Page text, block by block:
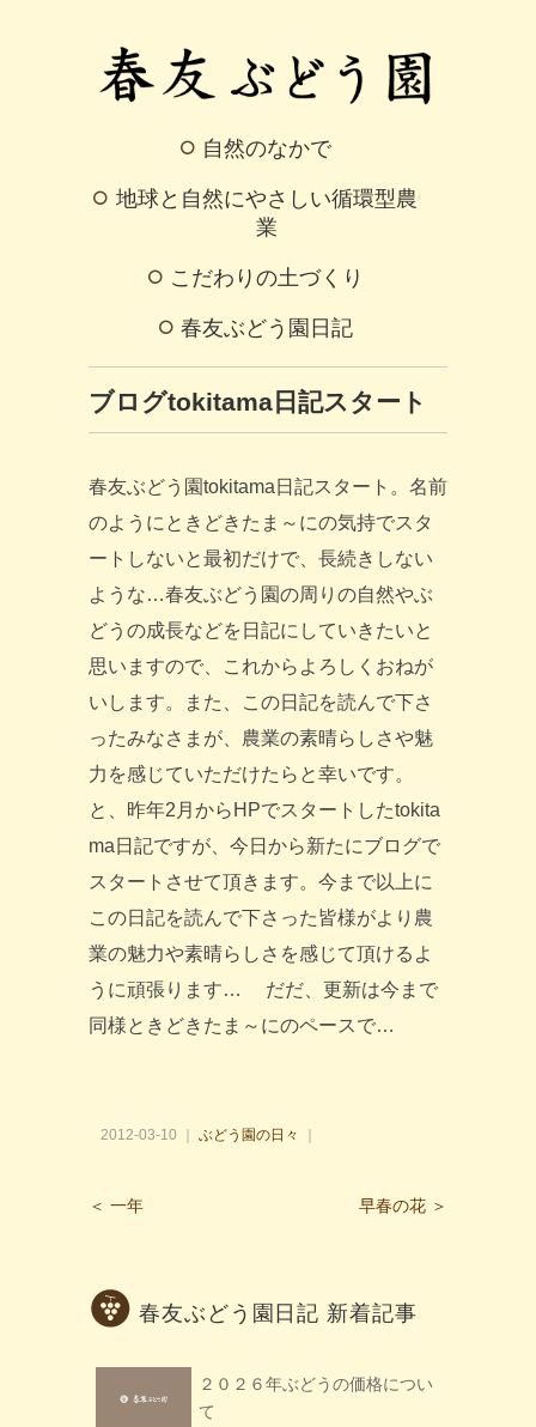
自然のなかで
地球と自然にやさしい循環型農
業
こだわりの土づくり
春友ぶどう園日記
ブログtokitama日記スタート
春友ぶどう園tokitama日記スタート。名前
のようにときどきたま～にの気持でスタ
ートしないと最初だけで、長続きしない
ような…春友ぶどう園の周りの自然やぶ
どうの成長などを日記にしていきたいと
思いますので、これからよろしくおねが
いします。また、この日記を読んで下さ
ったみなさまが、農業の素晴らしさや魅
力を感じていただけたらと幸いです。
と、昨年2月からHPでスタートしたtokita
ma日記ですが、今日から新たにブログで
スタートさせて頂きます。今まで以上に
この日記を読んで下さった皆様がより農
業の魅力や素晴らしさを感じて頂けるよ
うに頑張ります… だだ、更新は今まで
同様ときどきたま～にのペースで…
2012-03-10 ｜ ぶどう園の日々 ｜
＜ 一年 早春の花 ＞
春友ぶどう園日記 新着記事
２０２６年ぶどうの価格につい
て